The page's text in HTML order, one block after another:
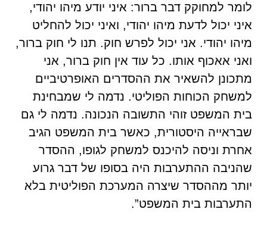
לומר למחוקק דבר ברור: איני יודע מיהו יהודי,
איני יכול לדעת מיהו יהודי, ואיני יכול להחליט
מיהו יהודי. אני יכול לפרש חוק. תנו לי חוק ברור,
ואני אאכוף אותו. כל עוד אין חוק ברור, אני
מתכונן להשאיר את ההסדרים האופרטיביים
למשחק הכוחות הפוליטי. נדמה לי שמבחינת
בית המשפט זוהי התשובה הנכונה. נדמה לי גם
שבראייה היסטורית, כאשר בית המשפט הגיב
אחרת וניסה להיכנס למשחק לגופו, ההסדר
שהניבה ההתערבות היה בסופו של דבר גרוע
יותר מההסדר שיצרה המערכת הפוליטית בלא
התערבות בית המשפט”.